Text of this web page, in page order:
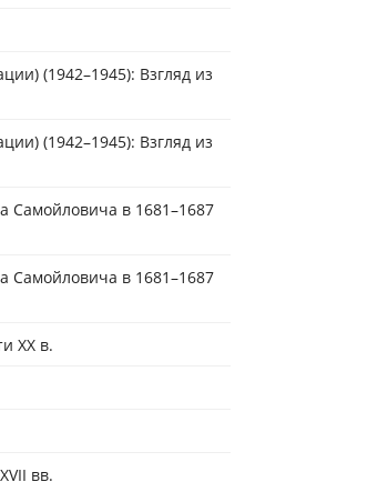
(1942–1945): Взгляд из
(1942–1945): Взгляд из
Самойловича в 1681–1687
Самойловича в 1681–1687
XX в.
вв.